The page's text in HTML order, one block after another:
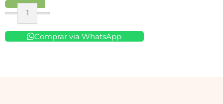
Comprar via WhatsApp